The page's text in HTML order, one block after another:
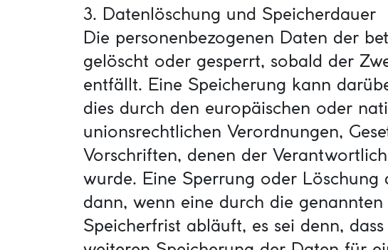
3. Datenlöschung und Speicherdauer
Die personenbezogenen Daten der
gelöscht oder gesperrt, sobald der
entfällt. Eine Speicherung kann
dies durch den europäischen oder
unionsrechtlichen Verordnungen,
Vorschriften, denen der
wurde. Eine Sperrung oder
dann, wenn eine durch die
Speicherfrist abläuft, es sei denn,